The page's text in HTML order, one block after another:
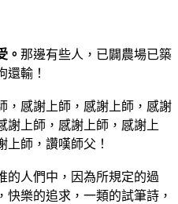
。 那邊有些人，已闢農場已築
還輸！
，感謝上師，感謝上師，感謝
謝上師，感謝上師，感謝上
上師，讚嘆師父！
的人們中，因為所規定的過
樂的追求，一類的試筆詩，